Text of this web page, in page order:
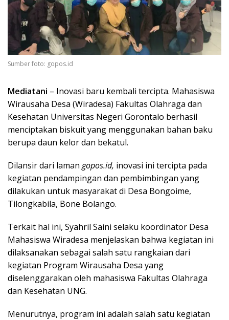
Sumber foto: gopos.id
Mediatani – Inovasi baru kembali tercipta. Mahasiswa
Wirausaha Desa (Wiradesa) Fakultas Olahraga dan
Kesehatan Universitas Negeri Gorontalo berhasil
menciptakan biskuit yang menggunakan bahan baku
berupa daun kelor dan bekatul.
Dilansir dari laman gopos.id, inovasi ini tercipta pada
kegiatan pendampingan dan pembimbingan yang
dilakukan untuk masyarakat di Desa Bongoime,
Tilongkabila, Bone Bolango.
Terkait hal ini, Syahril Saini selaku koordinator Desa
Mahasiswa Wiradesa menjelaskan bahwa kegiatan ini
dilaksanakan sebagai salah satu rangkaian dari
kegiatan Program Wirausaha Desa yang
diselenggarakan oleh mahasiswa Fakultas Olahraga
dan Kesehatan UNG.
Menurutnya, program ini adalah salah satu kegiatan